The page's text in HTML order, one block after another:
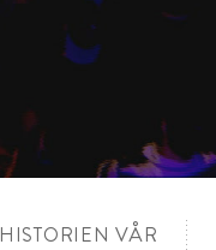
HISTORIEN VÅR